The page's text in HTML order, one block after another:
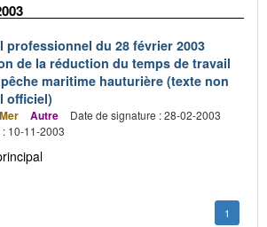
professionnel du 28 février 2003
de la réduction du temps de travail
maritime hauturière (texte non
officiel)
Mer Autre
Date de signature : 28-02-2003
10-11-2003
1